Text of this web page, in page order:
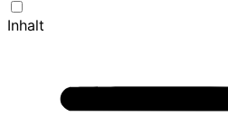
Inhalt